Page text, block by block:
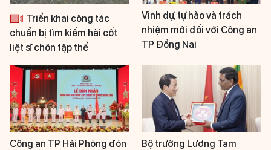
Triển khai công tác
chuẩn bị tìm kiếm hài cốt
liệt sĩ chôn tập thể
Vinh dự, tự hào và trách
nhiệm mới đối với Công an
TP Đồng Nai
Công an TP Hải Phòng đón
Bộ trưởng Lương Tam